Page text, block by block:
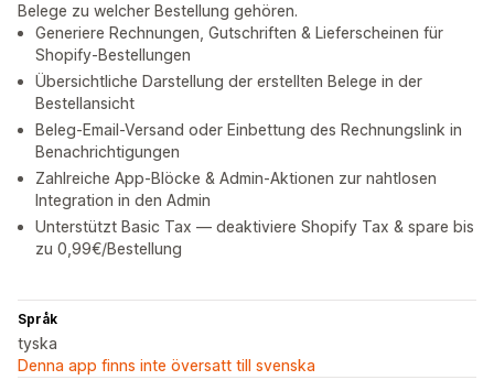
Belege zu welcher Bestellung gehören.
Generiere Rechnungen, Gutschriften & Lieferscheinen für
Shopify-Bestellungen
Übersichtliche Darstellung der erstellten Belege in der
Bestellansicht
Beleg-Email-Versand oder Einbettung des Rechnungslink in
Benachrichtigungen
Zahlreiche App-Blöcke & Admin-Aktionen zur nahtlosen
Integration in den Admin
Unterstützt Basic Tax — deaktiviere Shopify Tax & spare bis
zu 0,99€/Bestellung
Språk
tyska
Denna app finns inte översatt till svenska